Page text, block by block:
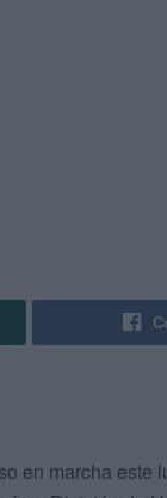
en marcha este